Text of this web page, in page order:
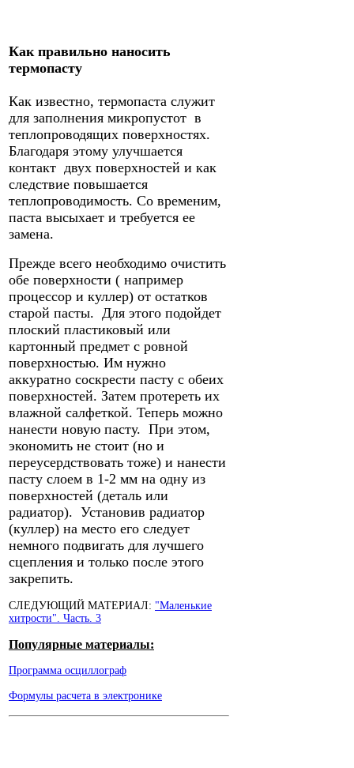
Как правильно наносить
термопасту
Как известно, термопаста служит
для заполнения микропустот в
теплопроводящих поверхностях.
Благодаря этому улучшается
контакт двух поверхностей и как
следствие повышается
теплопроводимость. Со временим,
паста высыхает и требуется ее
замена.
Прежде всего необходимо очистить
обе поверхности ( например
процессор и куллер) от остатков
старой пасты. Для этого подойдет
плоский пластиковый или
картонный предмет с ровной
поверхностью. Им нужно
аккуратно соскрести пасту с обеих
поверхностей. Затем протереть их
влажной салфеткой. Теперь можно
нанести новую пасту. При этом,
экономить не стоит (но и
переусердствовать тоже) и нанести
пасту слоем в 1-2 мм на одну из
поверхностей (деталь или
радиатор). Установив радиатор
(куллер) на место его следует
немного подвигать для лучшего
сцепления и только после этого
закрепить.
СЛЕДУЮЩИЙ МАТЕРИАЛ: "Маленькие
хитрости". Часть. 3
Популярные материалы:
Программа осциллограф
Формулы расчета в электронике